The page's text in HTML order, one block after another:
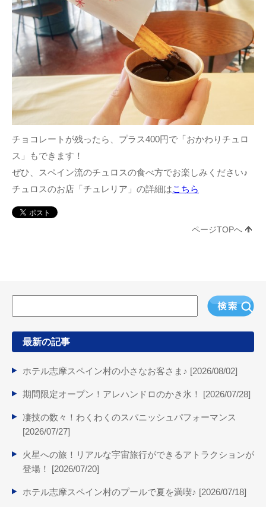
チョコレートが残ったら、プラス400円で「おかわりチュロ
ス」もできます！
ぜひ、スペイン流のチュロスの食べ方でお楽しみください♪
チュロスのお店「チュレリア」の詳細はこちら
ページTOPへ
最新の記事
ホテル志摩スペイン村の小さなお客さま♪ [2026/08/02]
期間限定オープン！アレハンドロのかき氷！ [2026/07/28]
凄技の数々！わくわくのスパニッシュパフォーマンス
[2026/07/27]
火星への旅！リアルな宇宙旅行ができるアトラクションが
登場！ [2026/07/20]
ホテル志摩スペイン村のプールで夏を満喫♪ [2026/07/18]